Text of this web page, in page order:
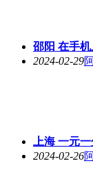
邵阳 在手
2024-02-29
上海 一元
2024-02-26